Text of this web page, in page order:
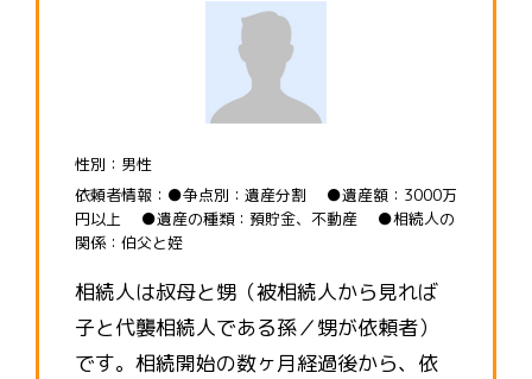
性別：男性
依頼者情報：●争点別：遺産分割 ●遺産額：3000万
円以上 ●遺産の種類：預貯金、不動産 ●相続人の
関係：伯父と姪
相続人は叔母と甥（被相続人から見れば
子と代襲相続人である孫／甥が依頼者）
です。相続開始の数ヶ月経過後から、依